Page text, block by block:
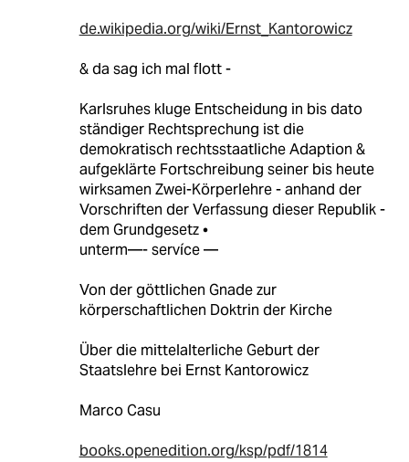
de.wikipedia.org/wiki/Ernst_Kantorowicz
& da sag ich mal flott -
Karlsruhes kluge Entscheidung in bis dato
ständiger Rechtsprechung ist die
demokratisch rechtsstaatliche Adaption &
aufgeklärte Fortschreibung seiner bis heute
wirksamen Zwei-Körperlehre - anhand der
Vorschriften der Verfassung dieser Republik -
dem Grundgesetz •
unterm—- servíce —
Von der göttlichen Gnade zur
körperschaftlichen Doktrin der Kirche
Über die mittelalterliche Geburt der
Staatslehre bei Ernst Kantorowicz
Marco Casu
books.openedition.org/ksp/pdf/1814